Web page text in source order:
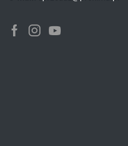
FacebookInstagramYoutube